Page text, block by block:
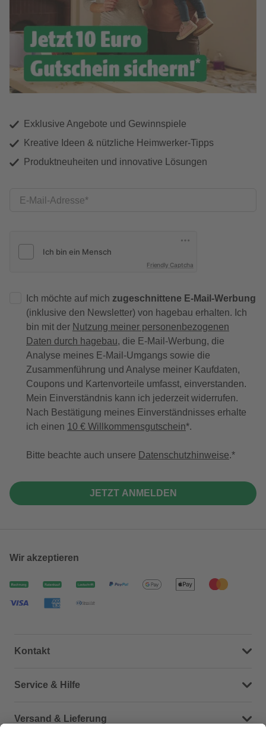
Exklusive Angebote und Gewinnspiele
Kreative Ideen & nützliche Heimwerker-Tipps
Produktneuheiten und innovative Lösungen
E-Mail-Adresse
Friendly Captcha
Ich möchte auf mich zugeschnittene E-Mail-Werbung
(inklusive den Newsletter) von hagebau erhalten. Ich
bin mit der Nutzung meiner personenbezogenen
Daten durch hagebau, die E-Mail-Werbung, die
Analyse meines E-Mail-Umgangs sowie die
Zusammenführung und Analyse meiner Kaufdaten,
Coupons und Kartenvorteile umfasst, einverstanden.
Mein Einverständnis kann ich jederzeit widerrufen.
Nach Bestätigung meines Einverständnisses erhalte
ich einen 10 € Willkommensgutschein*.
Bitte beachte auch unsere Datenschutzhinweise.
JETZT ANMELDEN
Wir akzeptieren
Kontakt
Dein Kontakt zu uns
Service & Hilfe
Häufige Fragen (FAQ)
Versand & Lieferung